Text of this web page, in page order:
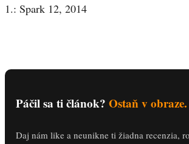
1.: Spark 12, 2014
Páčil sa ti článok? Ostaň v obraze.
Daj nám like a neunikne ti žiadna recenzia,